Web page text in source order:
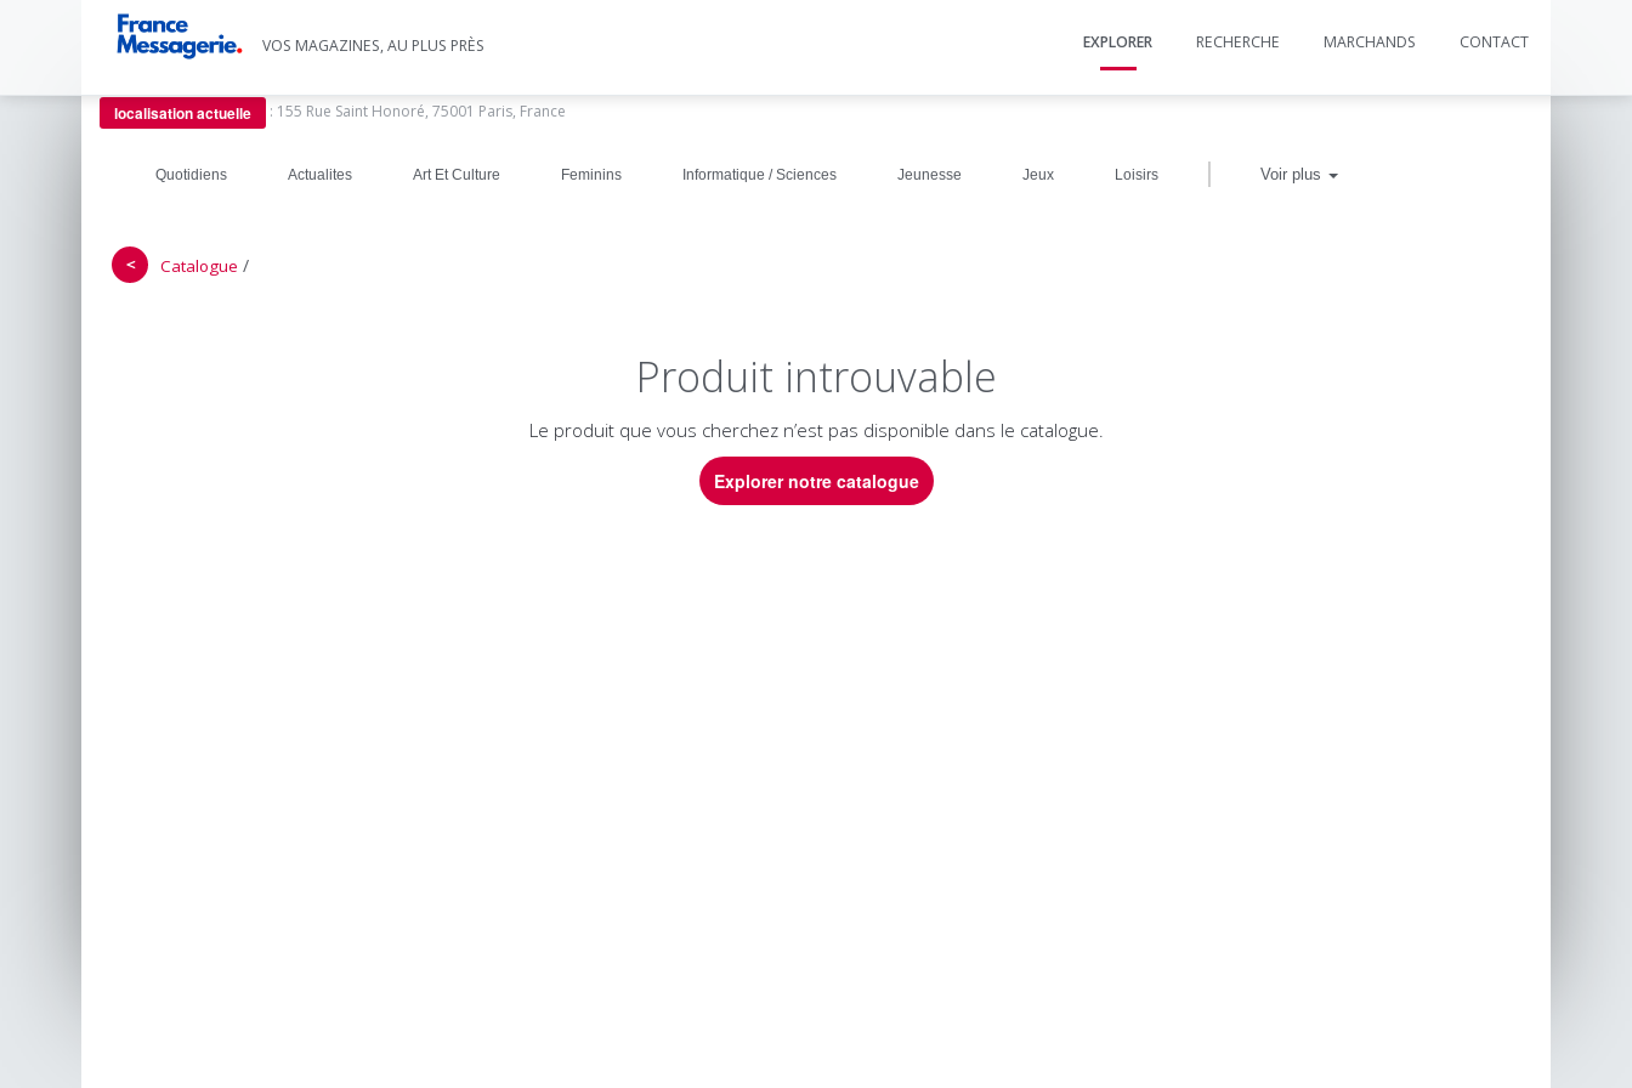
VOS MAGAZINES, AU PLUS PRÈS EXPLORER RECHERCHE MARCHANDS CONTACT
localisation actuelle : 155 Rue Saint Honoré, 75001 Paris, France
Quotidiens Actualites Art Et Culture Feminins Informatique / Sciences Jeunesse Jeux Loisirs | Voir plus
＜ Catalogue /
Produit introuvable
Le produit que vous cherchez n’est pas disponible dans le catalogue.
Explorer notre catalogue